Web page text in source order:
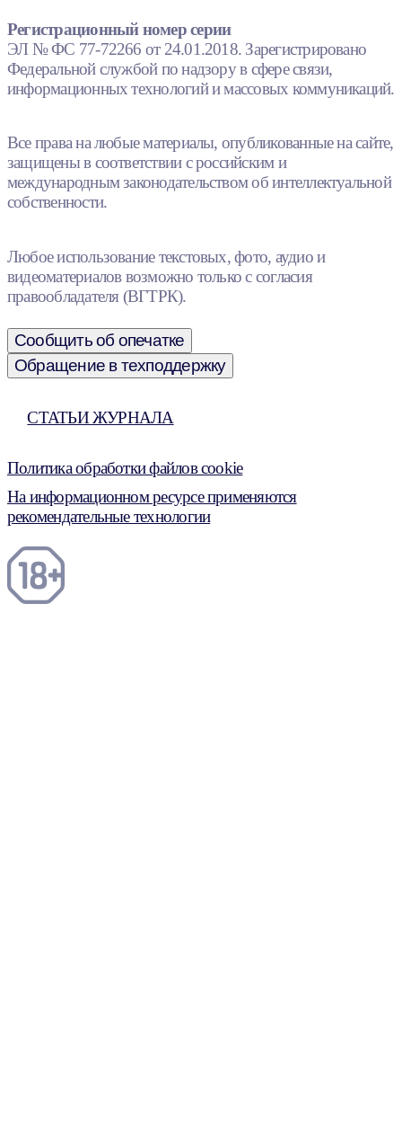
Регистрационный номер серии
ЭЛ № ФС 77-72266 от 24.01.2018. Зарегистрировано
Федеральной службой по надзору в сфере связи,
информационных технологий и массовых коммуникаций.
Все права на любые материалы, опубликованные на сайте,
защищены в соответствии с российским и
международным законодательством об интеллектуальной
собственности.
Любое использование текстовых, фото, аудио и
видеоматериалов возможно только с согласия
правообладателя (ВГТРК).
Сообщить об опечатке
Обращение в техподдержку
СТАТЬИ ЖУРНАЛА
Политика обработки файлов cookie
На информационном ресурсе применяются
рекомендательные технологии